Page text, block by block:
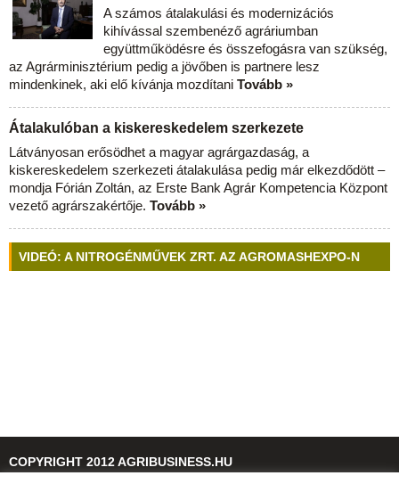
A számos átalakulási és modernizációs
kihívással szembenéző agráriumban
együttműködésre és összefogásra van szükség,
az Agrárminisztérium pedig a jövőben is partnere lesz
mindenkinek, aki elő kívánja mozdítani Tovább »
Átalakulóban a kiskereskedelem szerkezete
Látványosan erősödhet a magyar agrárgazdaság, a
kiskereskedelem szerkezeti átalakulása pedig már elkezdődött –
mondja Fórián Zoltán, az Erste Bank Agrár Kompetencia Központ
vezető agrárszakértője. Tovább »
VIDEÓ: A NITROGÉNMŰVEK ZRT. AZ AGROMASHEXPO-N
COPYRIGHT 2012 AGRIBUSINESS.HU